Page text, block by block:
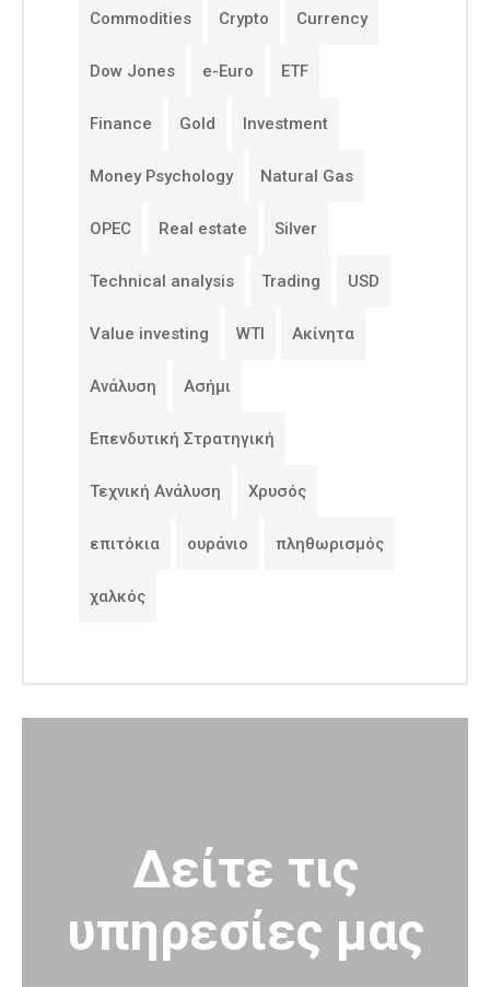
Commodities Crypto Currency
Dow Jones e-Euro ETF
Finance Gold Investment
Money Psychology Natural Gas
OPEC Real estate Silver
Technical analysis Trading USD
Value investing WTI Ακίνητα
Ανάλυση Ασήμι
Επενδυτική Στρατηγική
Τεχνική Ανάλυση Χρυσός
επιτόκια ουράνιο πληθωρισμός
χαλκός
Δείτε τις
υπηρεσίες μας